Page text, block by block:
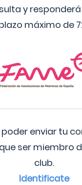
y
máximo de
poder enviar tu
ser miembro
club.
Identificate